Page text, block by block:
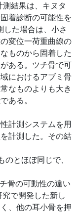
結果は、キヌタ
着診断の可能性を
した場合は、小さ
変位一荷重曲線の
ものから固着した
ある。ツチ骨で可
におけるアブミ骨
なものよりも大き
ある。
計測システムを用
計測した。その結
とほぼ同じで、
骨の可動性の違い
で開発した新し
、他の耳小骨を押